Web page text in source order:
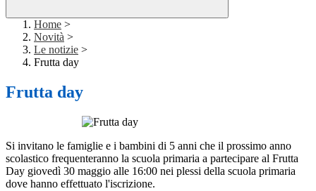
Home >
Novità >
Le notizie >
Frutta day
Frutta day
Si invitano le famiglie e i bambini di 5 anni che il prossimo anno
scolastico frequenteranno la scuola primaria a partecipare al Frutta
Day giovedì 30 maggio alle 16:00 nei plessi della scuola primaria
dove hanno effettuato l'iscrizione.